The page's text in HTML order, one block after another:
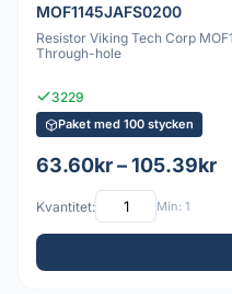
MOF1145JAFS0200
Resistor Viking Tech Corp
Through-hole
3229
Paket med 100 stycken
63.60kr – 105.39kr
Kvantitet: Min: 1